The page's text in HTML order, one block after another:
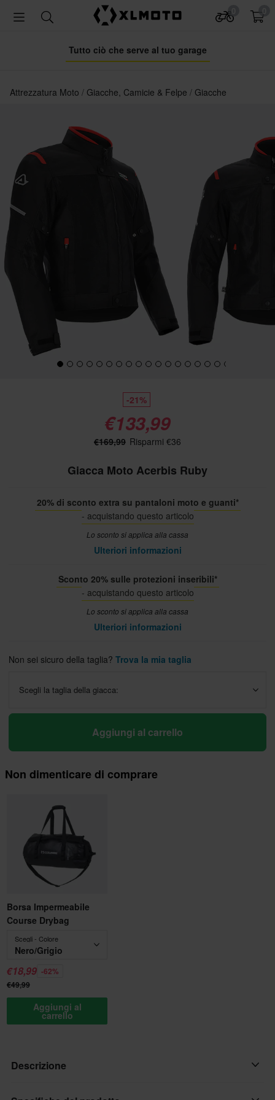
Tutto ciò che serve al tuo garage
Attrezzatura Moto Giacche, Camicie & Felpe Giacche
-21%
€133,99
€169,99 Risparmi €36
Giacca Moto Acerbis Ruby
20% di sconto extra su pantaloni moto e guanti*
- acquistando questo articolo
Lo sconto si applica alla cassa
Ulteriori informazioni
Sconto 20% sulle protezioni inseribili*
- acquistando questo articolo
Lo sconto si applica alla cassa
Ulteriori informazioni
Non sei sicuro della taglia? Trova la mia taglia
Scegli la taglia della giacca:
Aggiungi al carrello
Non dimenticare di comprare
Borsa Impermeabile
Course Drybag
Scegli - Colore
Nero/Grigio
€18,99 -62%
€49,99
Aggiungi al
carrello
Descrizione